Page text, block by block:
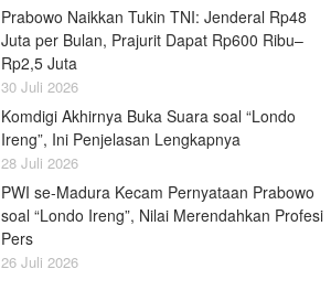
Prabowo Naikkan Tukin TNI: Jenderal Rp48
Juta per Bulan, Prajurit Dapat Rp600 Ribu–
Rp2,5 Juta
30 Juli 2026
Komdigi Akhirnya Buka Suara soal “Londo
Ireng”, Ini Penjelasan Lengkapnya
28 Juli 2026
PWI se-Madura Kecam Pernyataan Prabowo
soal “Londo Ireng”, Nilai Merendahkan Profesi
Pers
26 Juli 2026